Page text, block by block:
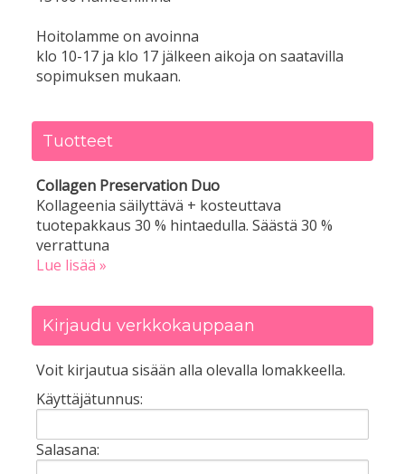
Hoitolamme on avoinna
klo 10-17 ja klo 17 jälkeen aikoja on saatavilla
sopimuksen mukaan.
Tuotteet
Collagen Preservation Duo
Kollageenia säilyttävä + kosteuttava
tuotepakkaus 30 % hintaedulla. Säästä 30 %
verrattuna
Lue lisää »
Kirjaudu verkkokauppaan
Voit kirjautua sisään alla olevalla lomakkeella.
Käyttäjätunnus:
Salasana: